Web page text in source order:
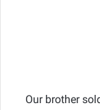
Our brother